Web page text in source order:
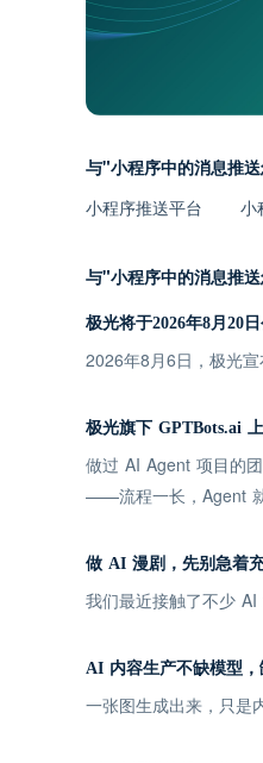
与"小程序中的消息推
小程序推送平台 小
与"小程序中的消息推
极光将于2026年8月20
2026年8月6日，极光
极光旗下 GPTBots.ai
做过 AI Agent 项目的
——流程一长，Agent 就
做 AI 漫剧，先别急着
我们最近接触了不少 AI
AI 内容生产不缺模型
一张图生成出来，只是